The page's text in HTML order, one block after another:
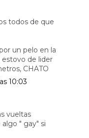
todos de que
un pelo en la
de lider
CHATO
10:03
vueltas
" gay" si